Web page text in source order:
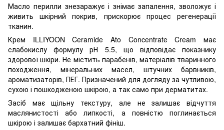
Масло перилли знезаражує і знімає запалення, зволожує і
живить шкірний покрив, прискорює процес регенерації
тканин.
Крем ILLIYOON Ceramide Ato Concentrate Cream має
слабокислу формулу рН 5.5, що відповідає показнику
здорової шкіри. Не містить парабенів, матеріалів тваринного
походження, мінеральних масел, штучних барвників,
ароматизаторів, ПЕГ. Призначений для догляду за чутливою,
сухою і пошкодженою шкірою, а так само при дерматитах.
Засіб має щільну текстуру, але не залишає відчуття
маслянистості або липкості, а повністю поглинається
шкірою і залишає бархатний фініш.